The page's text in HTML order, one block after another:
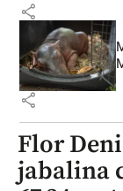
share
share
Flor
jabalina